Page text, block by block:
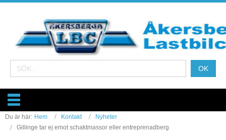
Du är här: Hem Kontakt
Nyheter
Gillinge tar ej emot schaktmassor eller entreprenadberg